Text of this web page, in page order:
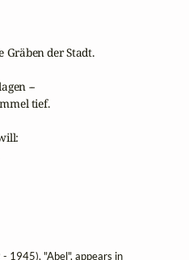
der Stadt.
--
tief.
1945), "Abel", appears in